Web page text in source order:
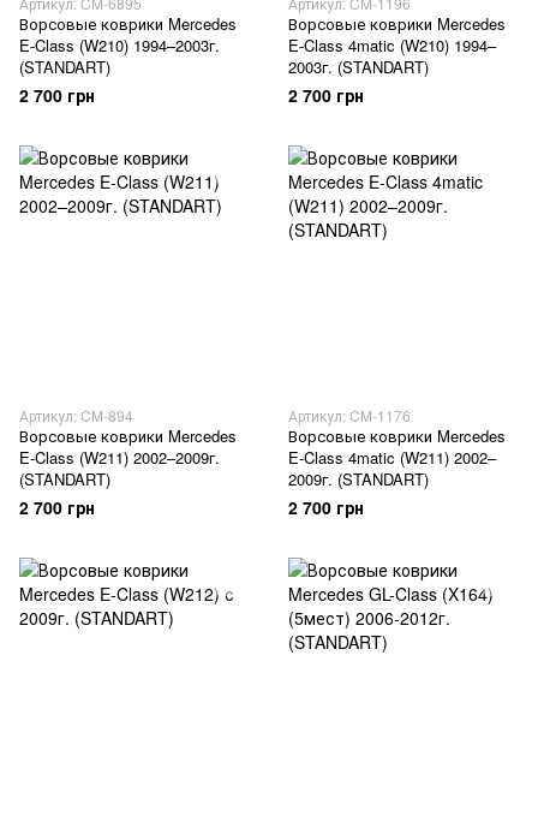
Ворсовые коврики Mercedes
E-Class (W210) 1994–2003г.
(STANDART)
2 700 грн
Ворсовые коврики Mercedes
E-Class 4matic (W210) 1994–
2003г. (STANDART)
2 700 грн
Артикул: CM-894
Ворсовые коврики Mercedes
E-Class (W211) 2002–2009г.
(STANDART)
2 700 грн
Артикул: CM-1176
Ворсовые коврики Mercedes
E-Class 4matic (W211) 2002–
2009г. (STANDART)
2 700 грн